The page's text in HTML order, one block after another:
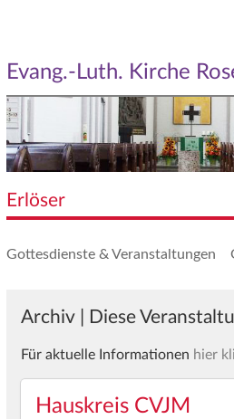
Evang.-Luth. Kirche
Erlöser
Gottesdienste & Veranstaltungen
Archiv | Diese
Für aktuelle Informationen hier
Hauskreis CVJM